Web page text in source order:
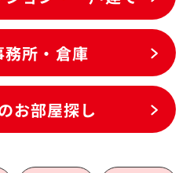
務所・倉庫
お部屋探し